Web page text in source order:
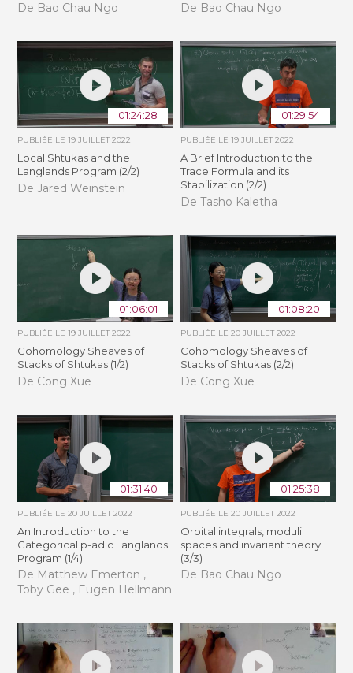
De Bao Chau Ngo De Bao Chau Ngo
01:24:28
PUBLIÉE LE19 JUILLET 2022
Local Shtukas and the
Langlands Program (2/2)
De Jared Weinstein
01:29:54
PUBLIÉE LE 19 JUILLET 2022
A Brief Introduction to the
Trace Formula and its
Stabilization (2/2)
De Tasho Kaletha
01:06:01
PUBLIÉE LE19 JUILLET 2022
Cohomology Sheaves of
Stacks of Shtukas (1/2)
De Cong Xue
01:08:20
PUBLIÉE LE 20 JUILLET 2022
Cohomology Sheaves of
Stacks of Shtukas (2/2)
De Cong Xue
01:31:40
PUBLIÉE LE20 JUILLET 2022
An Introduction to the
Categorical p-adic Langlands
Program (1/4)
De Matthew Emerton ,
Toby Gee , Eugen Hellmann
01:25:38
PUBLIÉE LE 20 JUILLET 2022
Orbital integrals, moduli
spaces and invariant theory
(3/3)
De Bao Chau Ngo